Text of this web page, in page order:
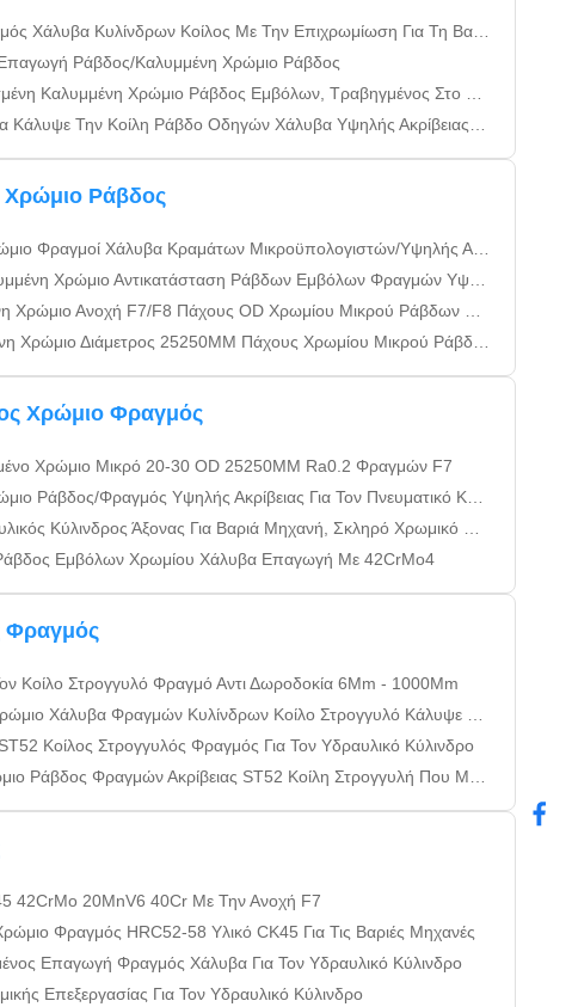
Χάλυβα Κυλίνδρων Κοίλος Με Την Επιχρωμίωση Για Τη Βαριά Μηχανή
Ράβδος/Καλυμμένη Χρώμιο Ράβδος
Καλυμμένη Χρώμιο Ράβδος Εμβόλων, Τραβηγμένος Στο Κρύο Φραγμός
Την Κοίλη Ράβδο Οδηγών Χάλυβα Υψηλής Ακρίβειας Ράβδων Εμβόλων
Ράβδος
Χάλυβα Κραμάτων Μικροϋπολογιστών/Υψηλής Αντοχής Καλυμμένη Χρώμιο Σωλήνωση
Χρώμιο Αντικατάσταση Ράβδων Εμβόλων Φραγμών Υψηλής Αντοχής
Ανοχή F7/F8 Πάχους OD Χρωμίου Μικρού Ράβδων 20-30
Διάμετρος 25250MM Πάχους Χρωμίου Μικρού Ράβδων 20-30 42CrMo4
Χρώμιο Φραγμός
Χρώμιο Μικρό 20-30 OD 25250MM Ra0.2 Φραγμών F7
Ράβδος/Φραγμός Υψηλής Ακρίβειας Για Τον Πνευματικό Κύλινδρο
Κύλινδρος Άξονας Για Βαριά Μηχανή, Σκληρό Χρωμικό Έμβολο Ραβδί / Μπάρα
Εμβόλων Χρωμίου Χάλυβα Επαγωγή Με 42CrMo4
Φραγμός
Κοίλο Στρογγυλό Φραγμό Αντι Δωροδοκία 6Mm - 1000Mm
Χάλυβα Φραγμών Κυλίνδρων Κοίλο Στρογγυλό Κάλυψε Τον Κοίλο Φραγμό
Κοίλος Στρογγυλός Φραγμός Για Τον Υδραυλικό Κύλινδρο
Φραγμών Ακρίβειας ST52 Κοίλη Στρογγυλή Που Μετριάζεται Με ISO9001: 2008
42CrMo 20MnV6 40Cr Με Την Ανοχή F7
Φραγμός HRC52-58 Υλικό CK45 Για Τις Βαριές Μηχανές
Επαγωγή Φραγμός Χάλυβα Για Τον Υδραυλικό Κύλινδρο
Επεξεργασίας Για Τον Υδραυλικό Κύλινδρο